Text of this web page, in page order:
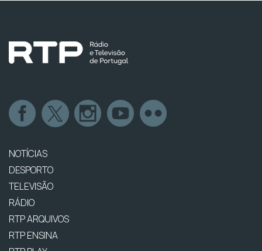
NOTÍCIAS
DESPORTO
TELEVISÃO
RÁDIO
RTP ARQUIVOS
RTP ENSINA